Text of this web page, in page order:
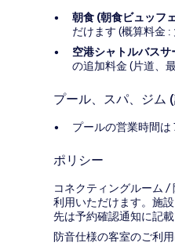
朝食 (朝食ビュッフ
だけます (概算料金
空港シャトルバスサ
の追加料金 (片道、
プール、スパ、ジム
プールの営業時間は
ポリシー
コネクティングルーム
利用いただけます。施
先は予約確認通知に記載
防音仕様の客室のご利